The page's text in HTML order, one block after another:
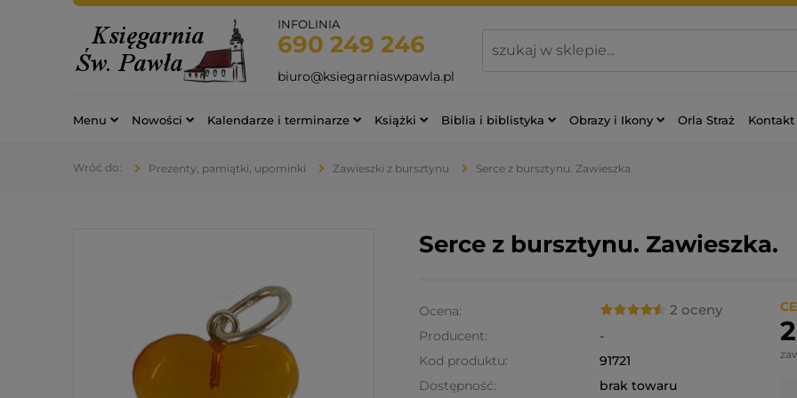
INFOLINIA
690 249 246
biuro@ksiegarniaswpawla.pl
Menu Nowości Kalendarze i terminarze Książki Biblia i biblistyka Obrazy i Ikony Orla Straż Kontakt
Prezenty, pamiątki, upominki Zawieszki z bursztynu Serce z bursztynu. Zawieszka.
Serce z bursztynu. Zawieszka.
Ocena: 2 oceny
Producent:
-
Kod produktu:
91721
Dostępność:
brak towaru